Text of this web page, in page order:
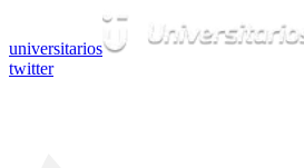
universitarios
twitter